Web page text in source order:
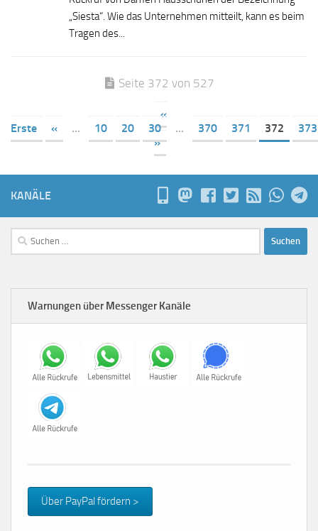
„Siesta“. Wie das Unternehmen mitteilt, kann es beim
Tragen des...
Seite 372 von 527
«
Erste
« ... 10 20 30 ... 370 371 372
373
»
KANÄLE
Suchen
nach:
Warnungen über Messenger Kanäle
Über PayPal fördern >